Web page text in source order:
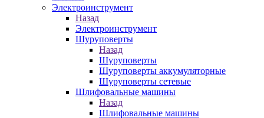
Электроинструмент
Назад
Электроинструмент
Шуруповерты
Назад
Шуруповерты
Шуруповерты аккумуляторные
Шуруповерты сетевые
Шлифовальные машины
Назад
Шлифовальные машины